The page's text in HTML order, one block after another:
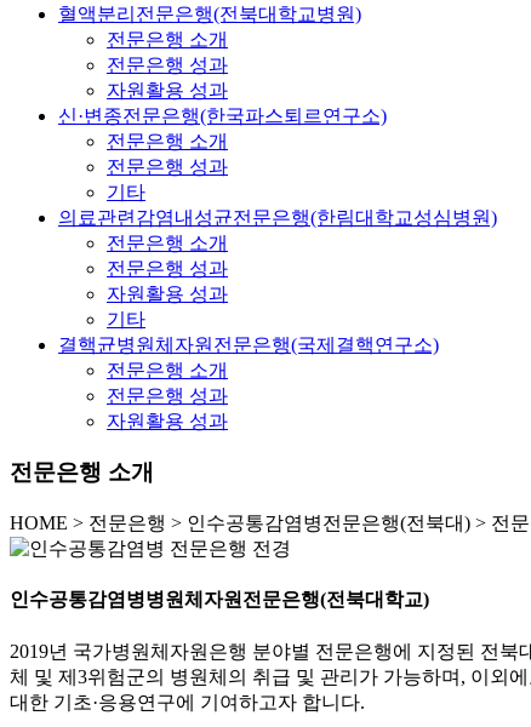
혈액분리전문은행(전북대학교병원)
전문은행 소개
전문은행 성과
자원활용 성과
신·변종전문은행(한국파스퇴르연구소)
전문은행 소개
전문은행 성과
기타
의료관련감염내성균전문은행(한림대학교성심병원)
전문은행 소개
전문은행 성과
자원활용 성과
기타
결핵균병원체자원전문은행(국제결핵연구소)
전문은행 소개
전문은행 성과
자원활용 성과
전문은행 소개
HOME > 전문은행 > 인수공통감염병전문은행(전북대) > 전
인수공통감염병병원체자원전문은행(전북대학교)
2019년 국가병원체자원은행 분야별 전문은행에 지정된 전
체 및 제3위험군의 병원체의 취급 및 관리가 가능하며, 이외
대한 기초·응용연구에 기여하고자 합니다.